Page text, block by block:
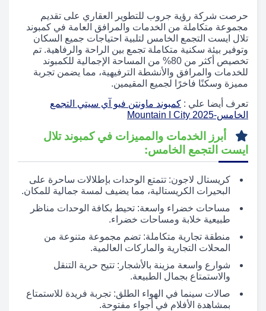
حرصت شركة رؤية جروب للتطوير العقاري على تقديم
مجموعة متكاملة من الخدمات والمرافق العامة في كمبوند
تلال ايست التجمع الخامس لتلبية احتياجات جميع السكان
وتوفير بيئة سكنية متكاملة تجمع بين الراحة والرفاهية. تم
تخصيص أكثر من 80% من المساحة الإجمالية للكمبوند
للخدمات والمرافق والأنشطة الترفيهية، مما يضمن تجربة
مميزة وسكنًا فاخرًا لجميع المقيمين.
تعرف أيضا علي : كمبوند ماونتن فيو آي سيتي التجمع
الخامس-Mountain I City 2025
أبرز الخدمات والمميزات في كمبوند تلال
ايست التجمع الخامس:
كريستال لاجون: تتمتع الوحدات بإطلالات ساحرة على
البحيرات الكريستالية، مما يضيف لمسة جمالية للمكان.
مساحات خضراء واسعة: تحيط بكافة الوحدات مناظر
طبيعية خلابة ومساحات خضراء.
منطقة تجارية متكاملة: تضم مجموعة متنوعة من
المحلات التجارية والماركات العالمية.
شوارع واسعة مزينة بالأشجار: تتيح حرية التنقل
والاستمتاع بجمال الطبيعة.
صالات سينما في الهواء الطلق: تجربة فريدة للاستمتاع
بمشاهدة الأفلام في أجواء مفتوحة.